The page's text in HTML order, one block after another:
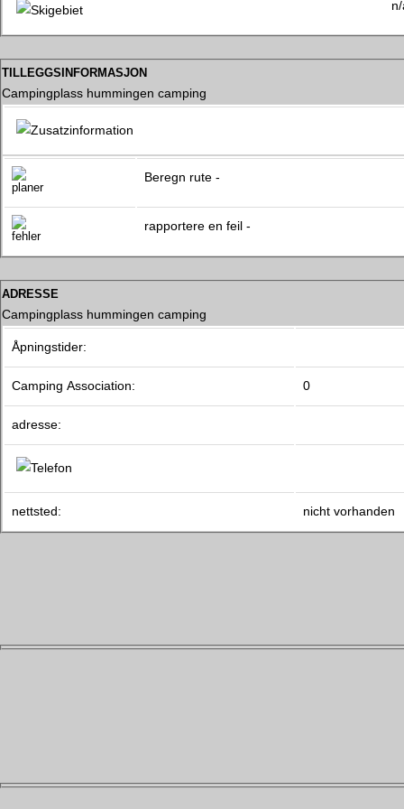
tilleggsinformasjon
Campingplass hummingen camping
Beregn rute -
rapportere en feil -
adresse
Campingplass hummingen camping
Åpningstider:
Camping Association: 0
adresse:
nettsted: nicht vorhanden